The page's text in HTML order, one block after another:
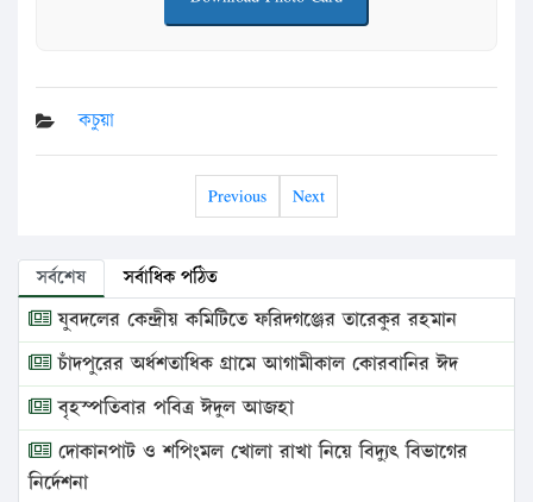
কচুয়া
Previous Next
সর্বশেষ সর্বাধিক পঠিত
যুবদলের কেন্দ্রীয় কমিটিতে ফরিদগঞ্জের তারেকুর রহমান
চাঁদপুরের অর্ধশতাধিক গ্রামে আগামীকাল কোরবানির ঈদ
বৃহস্পতিবার পবিত্র ঈদুল আজহা
দোকানপাট ও শপিংমল খোলা রাখা নিয়ে বিদ্যুৎ বিভাগের
নির্দেশনা